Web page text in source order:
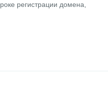
регистрации домена,